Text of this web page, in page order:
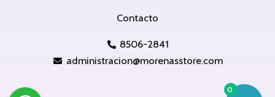
Contacto
8506-2841
administracion@morenasstore.com
0